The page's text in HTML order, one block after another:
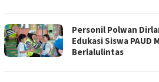
Personil Polwan
Edukasi Siswa PAUD
Berlalulintas